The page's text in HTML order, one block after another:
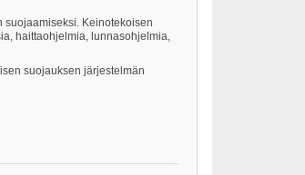
suojaamiseksi. Keinotekoisen
haittaohjelmia, lunnasohjelmia,
suojauksen järjestelmän